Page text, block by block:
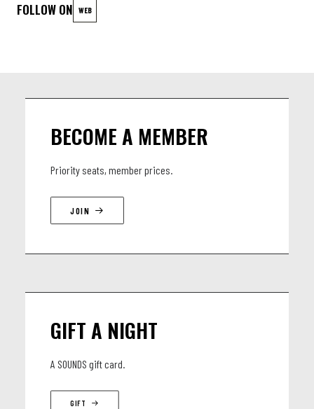
FOLLOW ON WEB
BECOME A MEMBER
Priority seats, member prices.
JOIN
GIFT A NIGHT
A SOUNDS gift card.
GIFT